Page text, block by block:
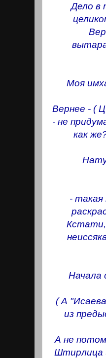
Дело в
Моя
Вернее - (
- не
как
- такая
Кстати,
Начала
( А
из
А не
Штирлица